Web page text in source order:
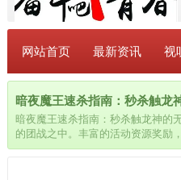
网站首页 最新资讯 视
暗夜魔王速杀指南：秒杀触龙
暗夜魔王速杀指南：秒杀触龙神的
的团战之中。丰富的活动资源奖励
专属，可能你的下一刀就能发现惊